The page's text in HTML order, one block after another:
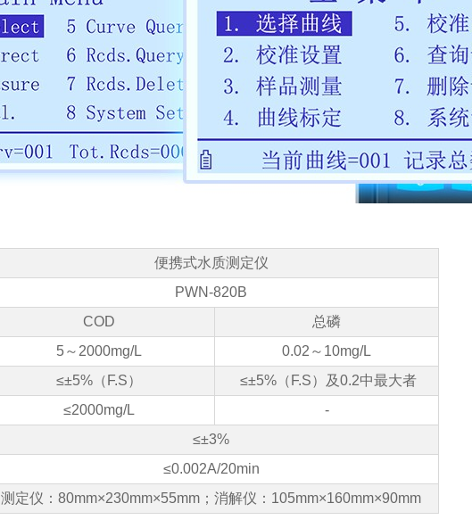
便携式水质测定仪
PWN-820B
COD
总磷
5～2000mg/L
0.02～10mg/L
≤±5%（F.S） ≤±5% （F.S）
及0.2中最大者
≤2000mg/L
-
≤±3%
≤0.002A/20min
测定仪：80mm×230mm×55mm；消解仪：105mm×160mm×90mm